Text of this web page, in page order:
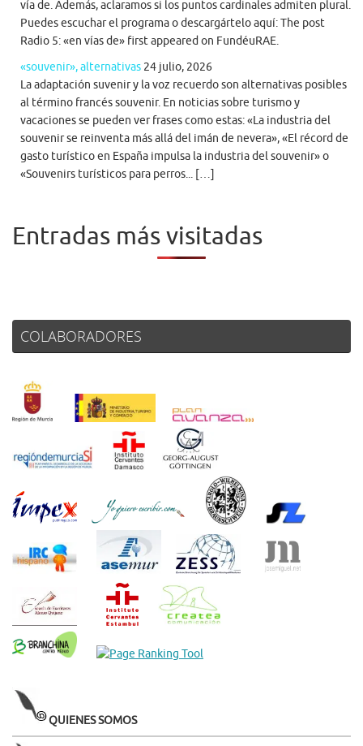
vía de. Además, aclaramos si los puntos cardinales admiten plural.
Puedes escuchar el programa o descargártelo aquí: The post
Radio 5: «en vías de» first appeared on FundéuRAE.
«souvenir», alternativas 24 julio, 2026
La adaptación suvenir y la voz recuerdo son alternativas posibles
al término francés souvenir. En noticias sobre turismo y
vacaciones se pueden ver frases como estas: «La industria del
souvenir se reinventa más allá del imán de nevera», «El récord de
gasto turístico en España impulsa la industria del souvenir» o
«Souvenirs turísticos para perros... […]
Entradas más visitadas
COLABORADORES
QUIENES SOMOS